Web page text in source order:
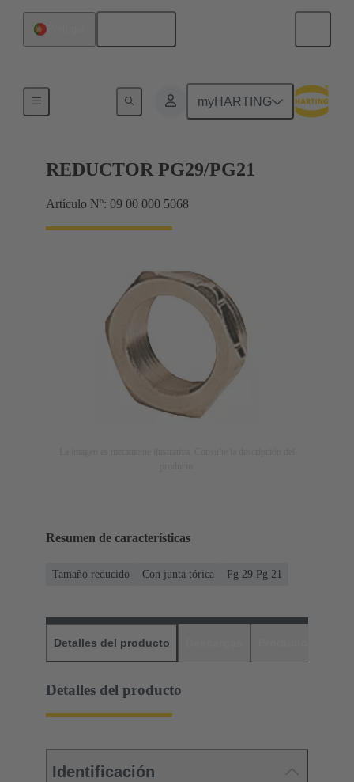
myHARTING
REDUCTOR PG29/PG21
Artículo Nº: 09 00 000 5068
Resumen de características
Tamaño reducido Con junta tórica Pg 29 Pg 21
Detalles del producto
Detalles del producto
Identificación